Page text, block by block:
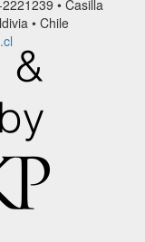
• Casilla
• Chile